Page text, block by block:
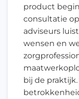
product
consultatie
adviseurs
wensen en
bij de